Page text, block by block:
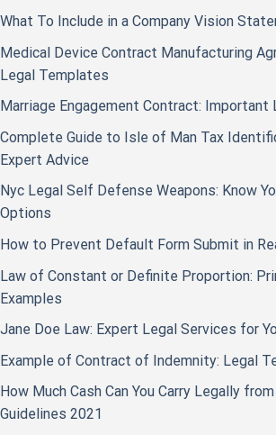
What To Include in a Company Vision
Medical Device Contract Manufacturing
Legal Templates
Marriage Engagement Contract: Important
Complete Guide to Isle of Man Tax
Expert Advice
Nyc Legal Self Defense Weapons: Know
Options
How to Prevent Default Form Submit in
Law of Constant or Definite Proportion:
Examples
Jane Doe Law: Expert Legal Services for
Example of Contract of Indemnity: Legal
How Much Cash Can You Carry Legally
Guidelines 2021